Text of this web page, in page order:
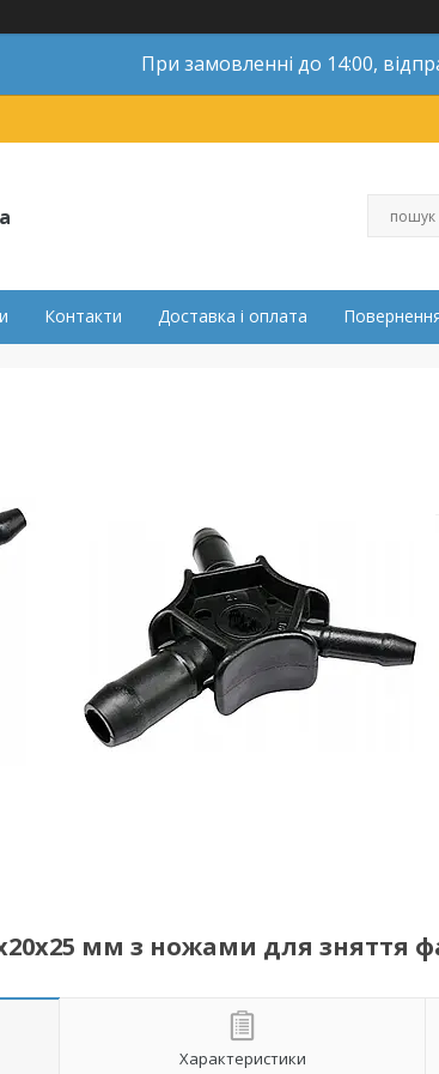
При замовленні до 14:00,
Контакти Доставка і оплата
мм з ножами для зняття
Характеристики